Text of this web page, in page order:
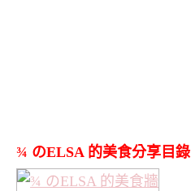
¾ のELSA 的美食分享目錄